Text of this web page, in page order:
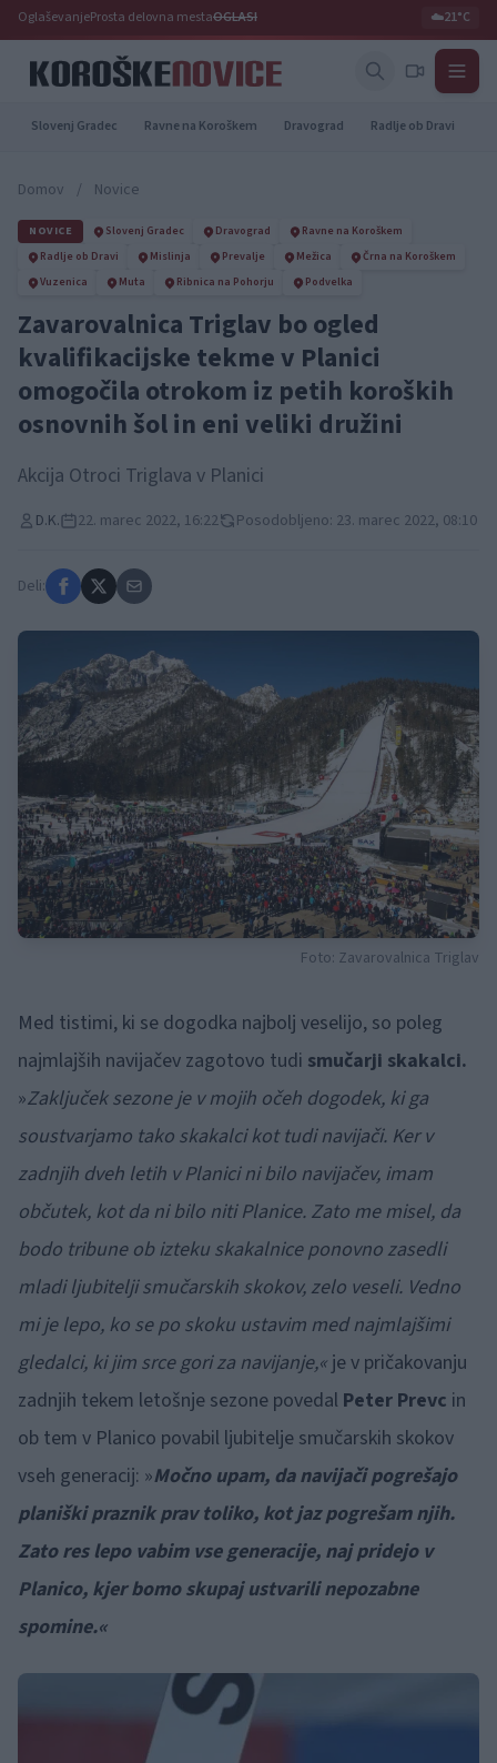
OglaševanjeProsta delovna mestaOGLASI ☁️21°C
Slovenj Gradec Ravne na Koroškem Dravograd Radlje ob Dravi
Domov / Novice
NOVICE Slovenj Gradec Dravograd
Ravne na Koroškem
Radlje ob Dravi
Mislinja Prevalje Mežica
Črna na Koroškem
Vuzenica
Muta Ribnica na Pohorju Podvelka
Zavarovalnica Triglav bo ogled
kvalifikacijske tekme v Planici
omogočila otrokom iz petih koroških
osnovnih šol in eni veliki družini
Akcija Otroci Triglava v Planici
D.K. 22. marec 2022, 16:22 Posodobljeno: 23. marec 2022, 08:10
Deli:
Foto: Zavarovalnica Triglav
Med tistimi, ki se dogodka najbolj veselijo, so poleg
najmlajših navijačev zagotovo tudi smučarji skakalci.
»Zaključek sezone je v mojih očeh dogodek, ki ga
soustvarjamo tako skakalci kot tudi navijači. Ker v
zadnjih dveh letih v Planici ni bilo navijačev, imam
občutek, kot da ni bilo niti Planice. Zato me misel, da
bodo tribune ob izteku skakalnice ponovno zasedli
mladi ljubitelji smučarskih skokov, zelo veseli. Vedno
mi je lepo, ko se po skoku ustavim med najmlajšimi
gledalci, ki jim srce gori za navijanje,« je v pričakovanju
zadnjih tekem letošnje sezone povedal Peter Prevc in
ob tem v Planico povabil ljubitelje smučarskih skokov
vseh generacij: »Močno upam, da navijači pogrešajo
planiški praznik prav toliko, kot jaz pogrešam njih.
Zato res lepo vabim vse generacije, naj pridejo v
Planico, kjer bomo skupaj ustvarili nepozabne
spomine.«